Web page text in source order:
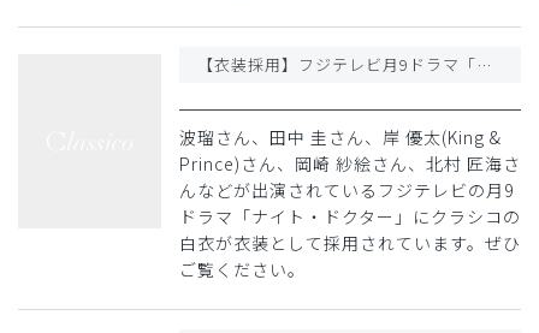
【衣装採用】フジテレビ月9ドラマ「ナイト・ドクター」衣装にクラシコが採用
波瑠さん、田中 圭さん、岸 優太(King &
Prince)さん、岡崎 紗絵さん、北村 匠海さ
んなどが出演されているフジテレビの月9
ドラマ「ナイト・ドクター」にクラシコの
白衣が衣装として採用されています。ぜひ
ご覧ください。